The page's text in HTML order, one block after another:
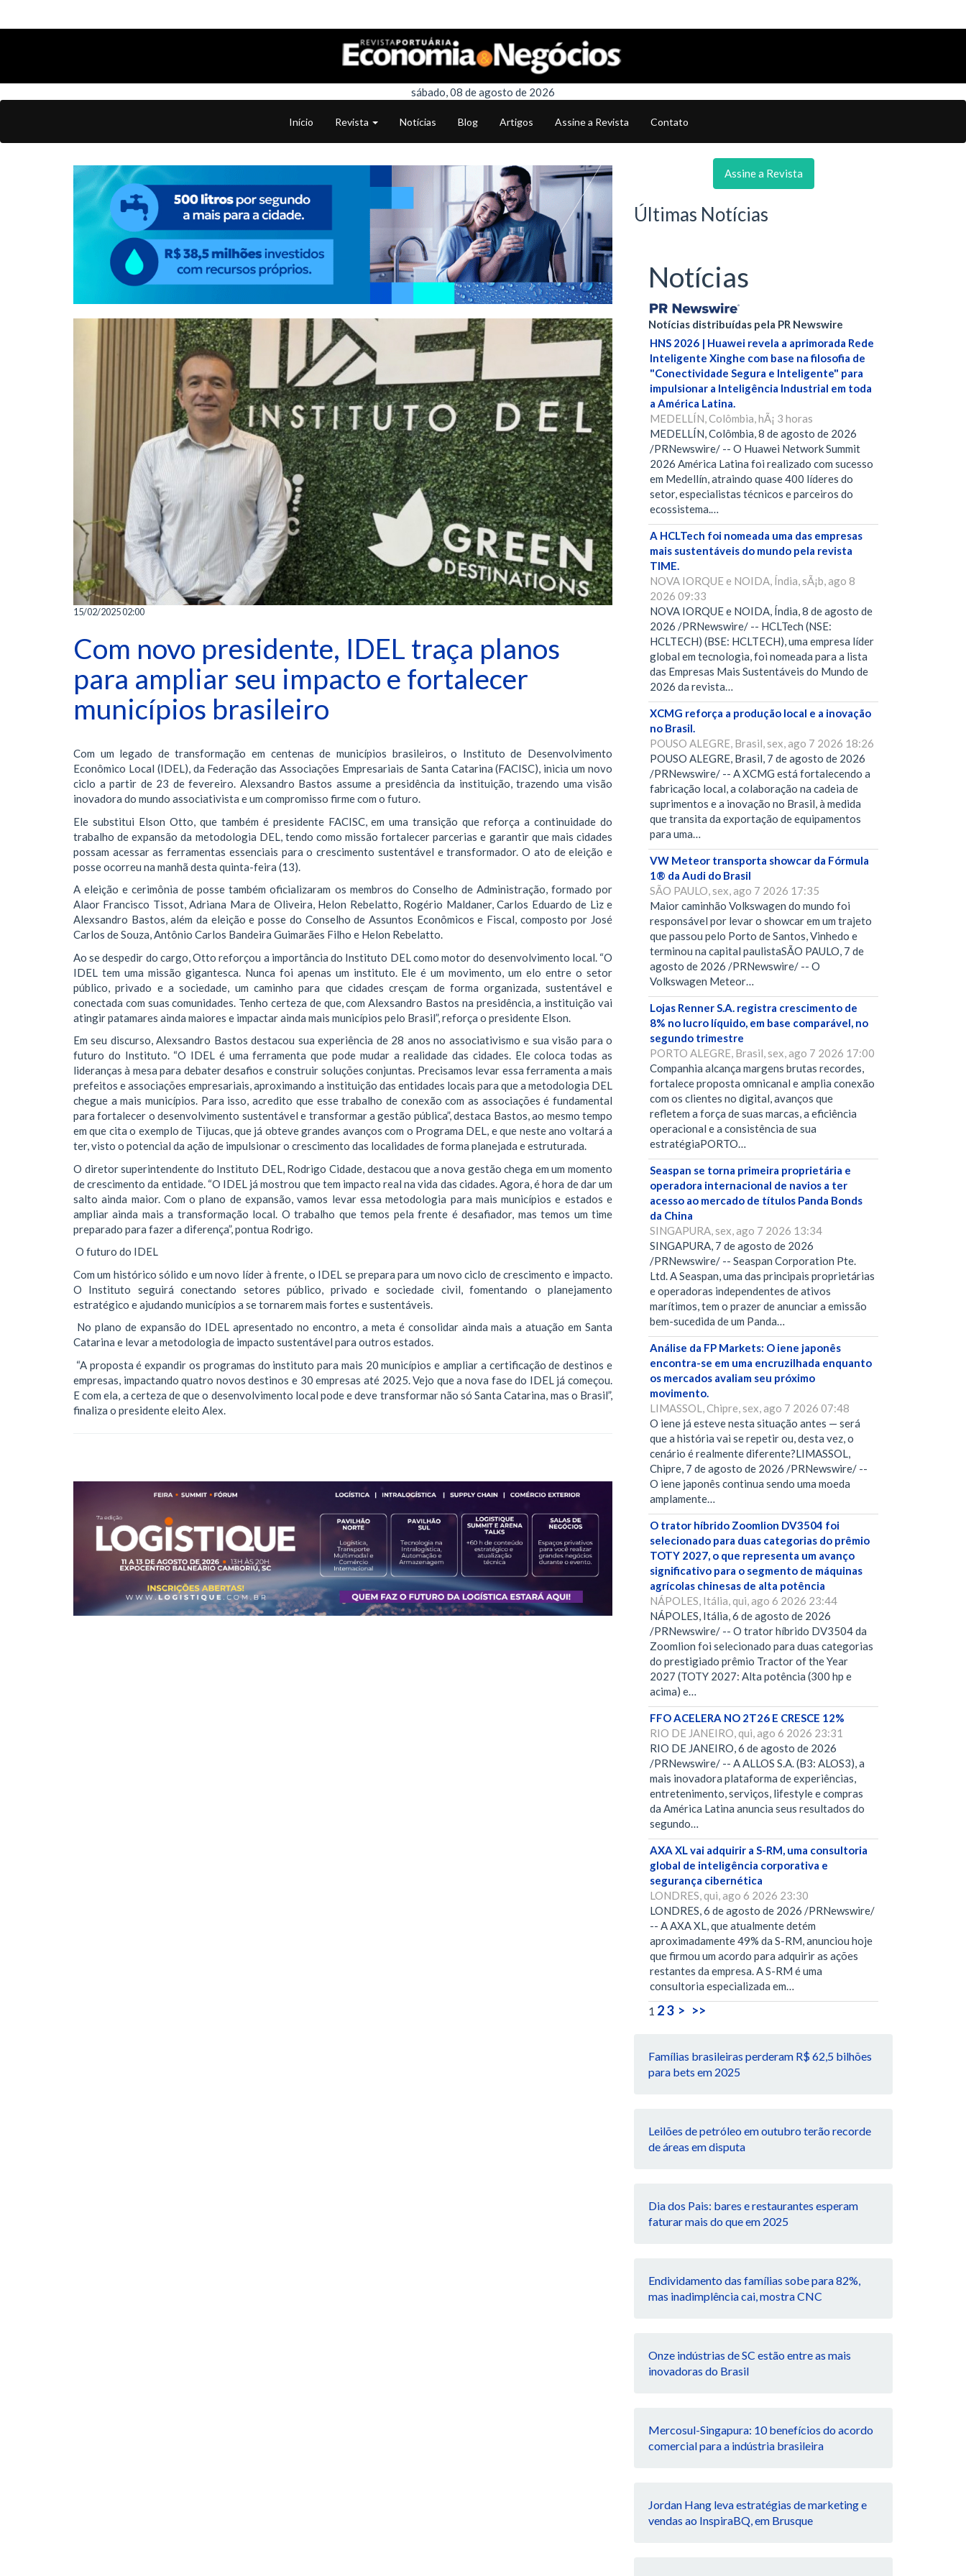
sábado, 08 de agosto de 2026
Início Revista Notícias Blog Artigos Assine a Revista Contato
15/02/2025 02:00
Com novo presidente, IDEL traça planos
para ampliar seu impacto e fortalecer
municípios brasileiro
Com um legado de transformação em centenas de municípios brasileiros, o Instituto de Desenvolvimento
Econômico Local (IDEL), da Federação das Associações Empresariais de Santa Catarina (FACISC), inicia um novo
ciclo a partir de 23 de fevereiro. Alexsandro Bastos assume a presidência da instituição, trazendo uma visão
inovadora do mundo associativista e um compromisso firme com o futuro.
Ele substitui Elson Otto, que também é presidente FACISC, em uma transição que reforça a continuidade do
trabalho de expansão da metodologia DEL, tendo como missão fortalecer parcerias e garantir que mais cidades
possam acessar as ferramentas essenciais para o crescimento sustentável e transformador. O ato de eleição e
posse ocorreu na manhã desta quinta-feira (13).
A eleição e cerimônia de posse também oficializaram os membros do Conselho de Administração, formado por
Alaor Francisco Tissot, Adriana Mara de Oliveira, Helon Rebelatto, Rogério Maldaner, Carlos Eduardo de Liz e
Alexsandro Bastos, além da eleição e posse do Conselho de Assuntos Econômicos e Fiscal, composto por José
Carlos de Souza, Antônio Carlos Bandeira Guimarães Filho e Helon Rebelatto.
Ao se despedir do cargo, Otto reforçou a importância do Instituto DEL como motor do desenvolvimento local. “O
IDEL tem uma missão gigantesca. Nunca foi apenas um instituto. Ele é um movimento, um elo entre o setor
público, privado e a sociedade, um caminho para que cidades cresçam de forma organizada, sustentável e
conectada com suas comunidades. Tenho certeza de que, com Alexsandro Bastos na presidência, a instituição vai
atingir patamares ainda maiores e impactar ainda mais municípios pelo Brasil”, reforça o presidente Elson.
Em seu discurso, Alexsandro Bastos destacou sua experiência de 28 anos no associativismo e sua visão para o
futuro do Instituto. “O IDEL é uma ferramenta que pode mudar a realidade das cidades. Ele coloca todas as
lideranças à mesa para debater desafios e construir soluções conjuntas. Precisamos levar essa ferramenta a mais
prefeitos e associações empresariais, aproximando a instituição das entidades locais para que a metodologia DEL
chegue a mais municípios. Para isso, acredito que esse trabalho de conexão com as associações é fundamental
para fortalecer o desenvolvimento sustentável e transformar a gestão pública”, destaca Bastos, ao mesmo tempo
em que cita o exemplo de Tijucas, que já obteve grandes avanços com o Programa DEL, e que neste ano voltará a
ter, visto o potencial da ação de impulsionar o crescimento das localidades de forma planejada e estruturada.
O diretor superintendente do Instituto DEL, Rodrigo Cidade, destacou que a nova gestão chega em um momento
de crescimento da entidade. “O IDEL já mostrou que tem impacto real na vida das cidades. Agora, é hora de dar um
salto ainda maior. Com o plano de expansão, vamos levar essa metodologia para mais municípios e estados e
ampliar ainda mais a transformação local. O trabalho que temos pela frente é desafiador, mas temos um time
preparado para fazer a diferença”, pontua Rodrigo.
O futuro do IDEL
Com um histórico sólido e um novo líder à frente, o IDEL se prepara para um novo ciclo de crescimento e impacto.
O Instituto seguirá conectando setores público, privado e sociedade civil, fomentando o planejamento
estratégico e ajudando municípios a se tornarem mais fortes e sustentáveis.
No plano de expansão do IDEL apresentado no encontro, a meta é consolidar ainda mais a atuação em Santa
Catarina e levar a metodologia de impacto sustentável para outros estados.
“A proposta é expandir os programas do instituto para mais 20 municípios e ampliar a certificação de destinos e
empresas, impactando quatro novos destinos e 30 empresas até 2025. Vejo que a nova fase do IDEL já começou.
E com ela, a certeza de que o desenvolvimento local pode e deve transformar não só Santa Catarina, mas o Brasil”,
finaliza o presidente eleito Alex.
Assine a Revista
Últimas Notícias
Notícias
Notícias distribuídas pela PR Newswire
HNS 2026 | Huawei revela a aprimorada Rede
Inteligente Xinghe com base na filosofia de
"Conectividade Segura e Inteligente" para
impulsionar a Inteligência Industrial em toda
a América Latina.
MEDELLÍN, Colômbia, hÃ¡ 3 horas
MEDELLÍN, Colômbia, 8 de agosto de 2026
/PRNewswire/ -- O Huawei Network Summit
2026 América Latina foi realizado com sucesso
em Medellín, atraindo quase 400 líderes do
setor, especialistas técnicos e parceiros do
ecossistema.…
A HCLTech foi nomeada uma das empresas
mais sustentáveis do mundo pela revista
TIME.
NOVA IORQUE e NOIDA, Índia, sÃ¡b, ago 8
2026 09:33
NOVA IORQUE e NOIDA, Índia, 8 de agosto de
2026 /PRNewswire/ -- HCLTech (NSE:
HCLTECH) (BSE: HCLTECH), uma empresa líder
global em tecnologia, foi nomeada para a lista
das Empresas Mais Sustentáveis do Mundo de
2026 da revista…
XCMG reforça a produção local e a inovação
no Brasil.
POUSO ALEGRE, Brasil, sex, ago 7 2026 18:26
POUSO ALEGRE, Brasil, 7 de agosto de 2026
/PRNewswire/ -- A XCMG está fortalecendo a
fabricação local, a colaboração na cadeia de
suprimentos e a inovação no Brasil, à medida
que transita da exportação de equipamentos
para uma…
VW Meteor transporta showcar da Fórmula
1® da Audi do Brasil
SÃO PAULO, sex, ago 7 2026 17:35
Maior caminhão Volkswagen do mundo foi
responsável por levar o showcar em um trajeto
que passou pelo Porto de Santos, Vinhedo e
terminou na capital paulistaSÃO PAULO, 7 de
agosto de 2026 /PRNewswire/ -- O
Volkswagen Meteor…
Lojas Renner S.A. registra crescimento de
8% no lucro líquido, em base comparável, no
segundo trimestre
PORTO ALEGRE, Brasil, sex, ago 7 2026 17:00
Companhia alcança margens brutas recordes,
fortalece proposta omnicanal e amplia conexão
com os clientes no digital, avanços que
refletem a força de suas marcas, a eficiência
operacional e a consistência de sua
estratégiaPORTO…
Seaspan se torna primeira proprietária e
operadora internacional de navios a ter
acesso ao mercado de títulos Panda Bonds
da China
SINGAPURA, sex, ago 7 2026 13:34
SINGAPURA, 7 de agosto de 2026
/PRNewswire/ -- Seaspan Corporation Pte.
Ltd. A Seaspan, uma das principais proprietárias
e operadoras independentes de ativos
marítimos, tem o prazer de anunciar a emissão
bem-sucedida de um Panda…
Análise da FP Markets: O iene japonês
encontra-se em uma encruzilhada enquanto
os mercados avaliam seu próximo
movimento.
LIMASSOL, Chipre, sex, ago 7 2026 07:48
O iene já esteve nesta situação antes — será
que a história vai se repetir ou, desta vez, o
cenário é realmente diferente?LIMASSOL,
Chipre, 7 de agosto de 2026 /PRNewswire/ --
O iene japonês continua sendo uma moeda
amplamente…
O trator híbrido Zoomlion DV3504 foi
selecionado para duas categorias do prêmio
TOTY 2027, o que representa um avanço
significativo para o segmento de máquinas
agrícolas chinesas de alta potência
NÁPOLES, Itália, qui, ago 6 2026 23:44
NÁPOLES, Itália, 6 de agosto de 2026
/PRNewswire/ -- O trator híbrido DV3504 da
Zoomlion foi selecionado para duas categorias
do prestigiado prêmio Tractor of the Year
2027 (TOTY 2027: Alta potência (300 hp e
acima) e…
FFO ACELERA NO 2T26 E CRESCE 12%
RIO DE JANEIRO, qui, ago 6 2026 23:31
RIO DE JANEIRO, 6 de agosto de 2026
/PRNewswire/ -- A ALLOS S.A. (B3: ALOS3), a
mais inovadora plataforma de experiências,
entretenimento, serviços, lifestyle e compras
da América Latina anuncia seus resultados do
segundo…
AXA XL vai adquirir a S-RM, uma consultoria
global de inteligência corporativa e
segurança cibernética
LONDRES, qui, ago 6 2026 23:30
LONDRES, 6 de agosto de 2026 /PRNewswire/
-- A AXA XL, que atualmente detém
aproximadamente 49% da S-RM, anunciou hoje
que firmou um acordo para adquirir as ações
restantes da empresa. A S-RM é uma
consultoria especializada em…
1 23 > >>
Famílias brasileiras perderam R$ 62,5 bilhões
para bets em 2025
Leilões de petróleo em outubro terão recorde
de áreas em disputa
Dia dos Pais: bares e restaurantes esperam
faturar mais do que em 2025
Endividamento das famílias sobe para 82%,
mas inadimplência cai, mostra CNC
Onze indústrias de SC estão entre as mais
inovadoras do Brasil
Mercosul-Singapura: 10 benefícios do acordo
comercial para a indústria brasileira
Jordan Hang leva estratégias de marketing e
vendas ao InspiraBQ, em Brusque